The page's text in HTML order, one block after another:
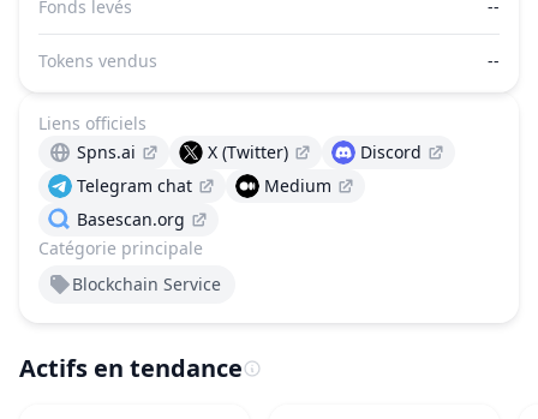
Fonds levés --
Tokens vendus --
Catégorie principale
Blockchain Service
Liens officiels
Spns.ai
X (Twitter)
Discord
Telegram chat
Medium
Basescan.org
Actifs en tendance